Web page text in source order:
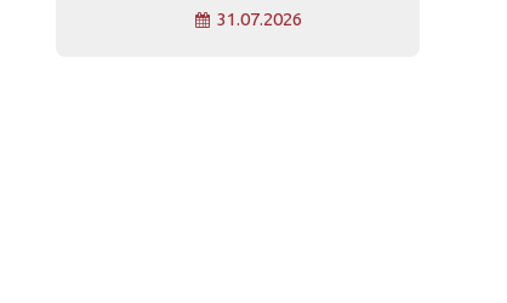
31.07.2026